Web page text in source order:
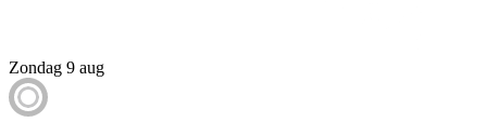
Zondag 9 aug